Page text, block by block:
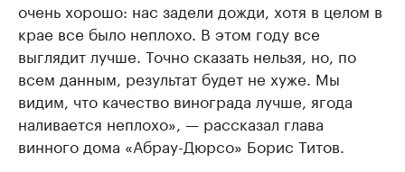
очень хорошо: нас задели дожди, хотя в целом в
крае все было неплохо. В этом году все
выглядит лучше. Точно сказать нельзя, но, по
всем данным, результат будет не хуже. Мы
видим, что качество винограда лучше, ягода
наливается неплохо», — рассказал глава
винного дома «Абрау-Дюрсо» Борис Титов.